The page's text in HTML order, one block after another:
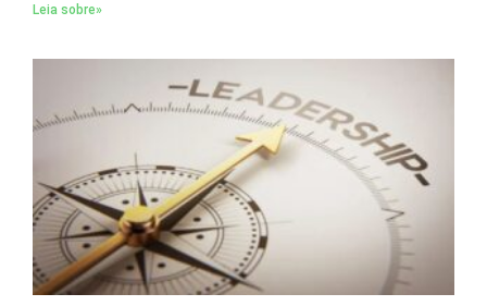
Leia sobre»